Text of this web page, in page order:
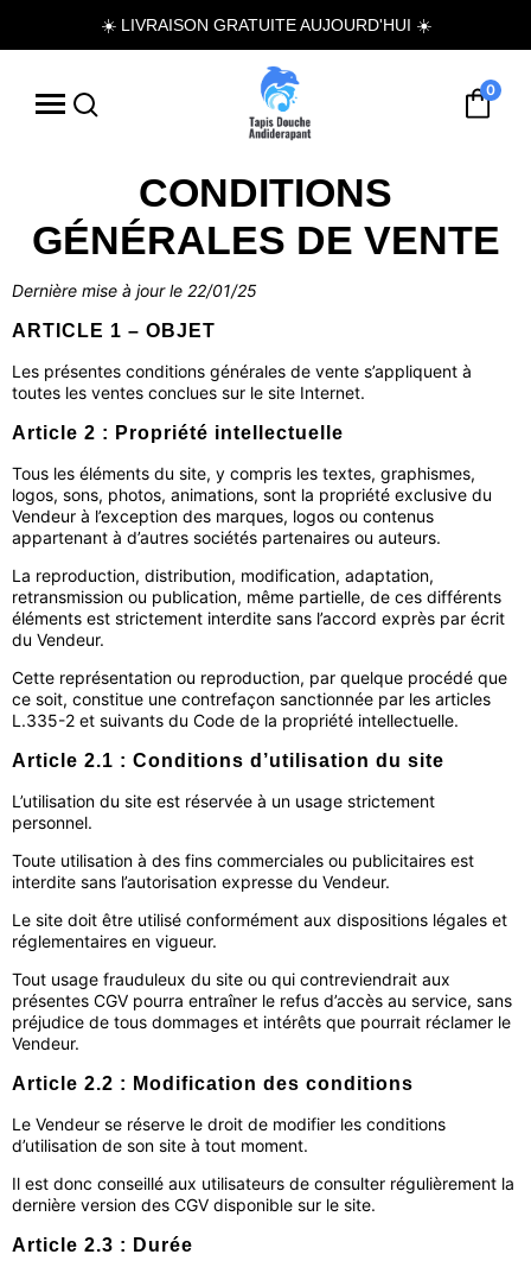
☀️ LIVRAISON GRATUITE AUJOURD'HUI ☀️
0
CONDITIONS
GÉNÉRALES DE VENTE
Dernière mise à jour le 22/01/25
ARTICLE 1 – OBJET
Les présentes conditions générales de vente s’appliquent à
toutes les ventes conclues sur le site Internet.
Article 2 : Propriété intellectuelle
Tous les éléments du site, y compris les textes, graphismes,
logos, sons, photos, animations, sont la propriété exclusive du
Vendeur à l’exception des marques, logos ou contenus
appartenant à d’autres sociétés partenaires ou auteurs.
La reproduction, distribution, modification, adaptation,
retransmission ou publication, même partielle, de ces différents
éléments est strictement interdite sans l’accord exprès par écrit
du Vendeur.
Cette représentation ou reproduction, par quelque procédé que
ce soit, constitue une contrefaçon sanctionnée par les articles
L.335-2 et suivants du Code de la propriété intellectuelle.
Article 2.1 : Conditions d’utilisation du site
L’utilisation du site est réservée à un usage strictement
personnel.
Toute utilisation à des fins commerciales ou publicitaires est
interdite sans l’autorisation expresse du Vendeur.
Le site doit être utilisé conformément aux dispositions légales et
réglementaires en vigueur.
Tout usage frauduleux du site ou qui contreviendrait aux
présentes CGV pourra entraîner le refus d’accès au service, sans
préjudice de tous dommages et intérêts que pourrait réclamer le
Vendeur.
Article 2.2 : Modification des conditions
Le Vendeur se réserve le droit de modifier les conditions
d’utilisation de son site à tout moment.
Il est donc conseillé aux utilisateurs de consulter régulièrement la
dernière version des CGV disponible sur le site.
Article 2.3 : Durée